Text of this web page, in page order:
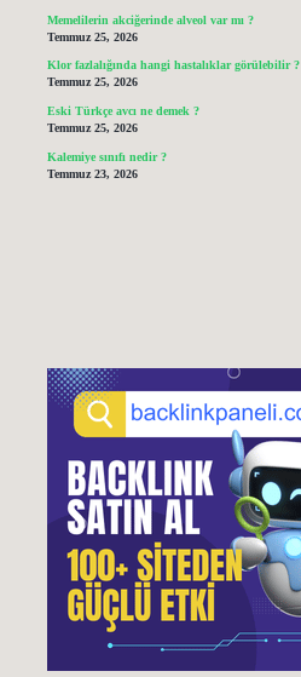
Memelilerin akciğerinde alveol var mı ?
Temmuz 25, 2026
Klor fazlalığında hangi hastalıklar görülebilir ?
Temmuz 25, 2026
Eski Türkçe avcı ne demek ?
Temmuz 25, 2026
Kalemiye sınıfı nedir ?
Temmuz 23, 2026